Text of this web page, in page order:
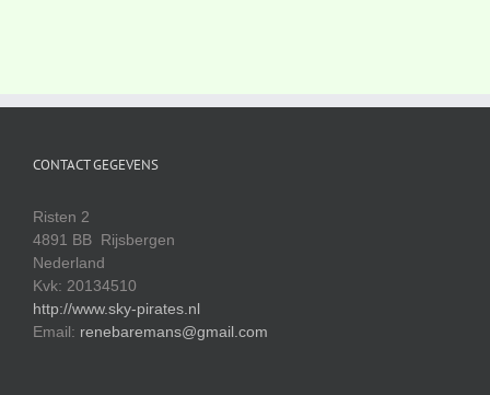
CONTACT GEGEVENS
Risten 2
4891 BB Rijsbergen
Nederland
Kvk: 20134510
http://www.sky-pirates.nl
Email: renebaremans@gmail.com